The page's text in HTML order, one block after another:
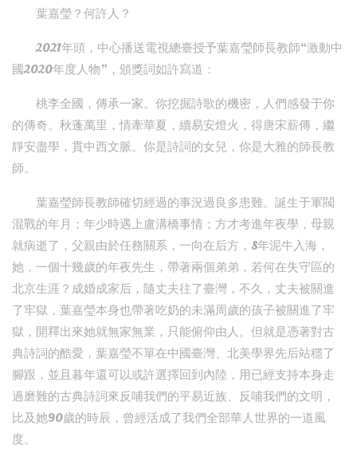
葉嘉瑩？何許人？
2021年頭，中心播送電視總臺授予葉嘉瑩師長教師“激動中
國2020年度人物”，頒獎詞如許寫道：
桃李全國，傳承一家。你挖掘詩歌的機密，人們感發于你
的傳奇。秋蓬萬里，情牽華夏，續易安燈火，得唐宋薪傳，繼
靜安盡學，貫中西文脈。你是詩詞的女兒，你是大雅的師長教
師。
葉嘉瑩師長教師確切經過的事況過良多患難。誕生于軍閥
混戰的年月；年少時遇上盧溝橋事情；方才考進年夜學，母親
就病逝了，父親由於任務關系，一向在后方，8年泥牛入海，
她，一個十幾歲的年夜先生，帶著兩個弟弟，若何在失守區的
北京生涯？成婚成家后，隨丈夫往了臺灣，不久，丈夫被關進
了牢獄，葉嘉瑩本身也帶著吃奶的未滿周歲的孩子被關進了牢
獄，開釋出來她就無家無業，只能俯仰由人。但就是憑著對古
典詩詞的酷愛，葉嘉瑩不單在中國臺灣、北美學界先后站穩了
腳跟，並且暮年還可以或許選擇回到內陸，用已經支持本身走
過磨難的古典詩詞來反哺我們的平易近族、反哺我們的文明，
比及她90歲的時辰，曾經活成了我們全部華人世界的一道風
度。